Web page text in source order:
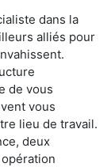
dans la
alliés pour
de vous
vous
lieu de travail.
deux